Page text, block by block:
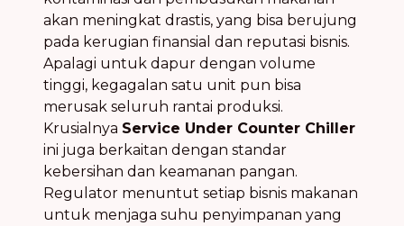
akan meningkat drastis, yang bisa berujung
pada kerugian finansial dan reputasi bisnis.
Apalagi untuk dapur dengan volume
tinggi, kegagalan satu unit pun bisa
merusak seluruh rantai produksi.
Krusialnya Service Under Counter Chiller
ini juga berkaitan dengan standar
kebersihan dan keamanan pangan.
Regulator menuntut setiap bisnis makanan
untuk menjaga suhu penyimpanan yang